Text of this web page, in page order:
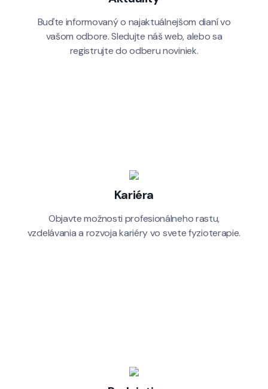
Buďte informovaný o najaktuálnejšom dianí vo
vašom odbore. Sledujte náš web, alebo sa
registrujte do odberu noviniek.
Kariéra
Objavte možnosti profesionálneho rastu,
vzdelávania a rozvoja kariéry vo svete fyzioterapie.